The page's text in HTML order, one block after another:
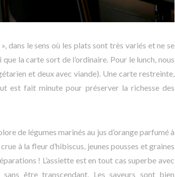
dans le sens où les plats sont très variés et ne se
la carte sort de l’ordinaire. Pour le lunch, nous
et deux avec viande). Une carte restreinte,
est fait minute pour préserver la richesse des
de légumes marinés au jus d’orange parfumé à
à la fleur d’hibiscus, jeunes pousses et graines
! L’assiette est en tout cas superbe avec
être transcendant. Les saveurs sont bien